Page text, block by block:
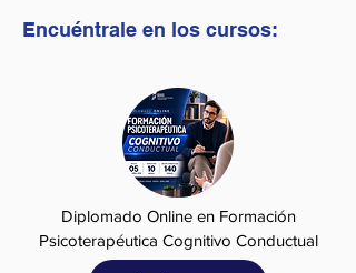
Encuéntrale en los cursos:
Diplomado Online en Formación
Psicoterapéutica Cognitivo Conductual